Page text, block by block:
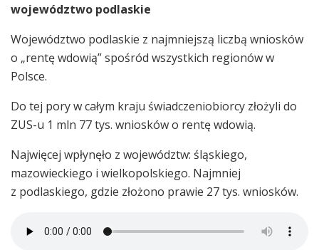
województwo podlaskie
Województwo podlaskie z najmniejszą liczbą wniosków
o „rentę wdowią” spośród wszystkich regionów w
Polsce.
Do tej pory w całym kraju świadczeniobiorcy złożyli do
ZUS-u 1 mln 77 tys. wniosków o rentę wdowią.
Najwięcej wpłynęło z województw: śląskiego,
mazowieckiego i wielkopolskiego. Najmniej
z podlaskiego, gdzie złożono prawie 27 tys. wniosków.